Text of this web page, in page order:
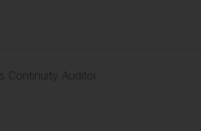
Continuity Auditor